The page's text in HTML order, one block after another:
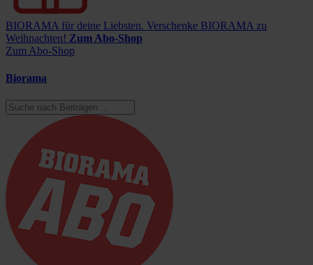
BIORAMA für deine Liebsten. Verschenke BIORAMA zu
Weihnachten! Zum Abo-Shop
Zum Abo-Shop
Biorama